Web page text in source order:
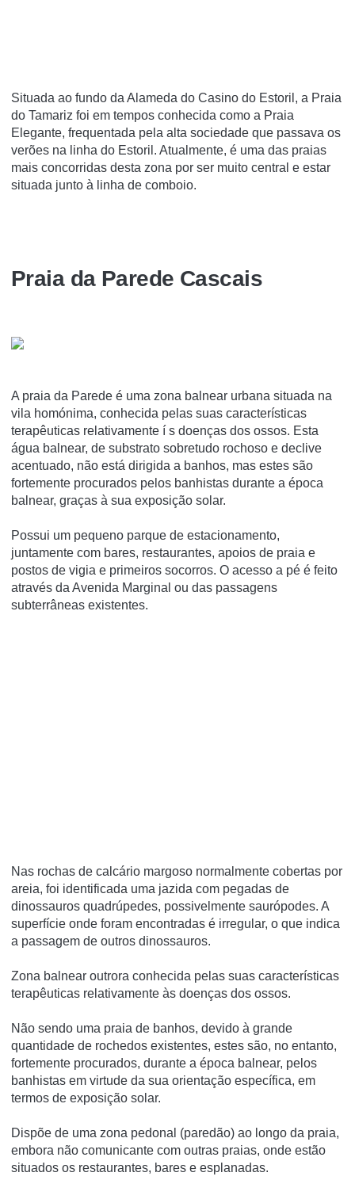
Situada ao fundo da Alameda do Casino do Estoril, a Praia
do Tamariz foi em tempos conhecida como a Praia
Elegante, frequentada pela alta sociedade que passava os
verões na linha do Estoril. Atualmente, é uma das praias
mais concorridas desta zona por ser muito central e estar
situada junto à linha de comboio.
Praia da Parede Cascais
A praia da Parede é uma zona balnear urbana situada na
vila homónima, conhecida pelas suas caracterí­sticas
terapêuticas relativamente í s doenças dos ossos. Esta
água balnear, de substrato sobretudo rochoso e declive
acentuado, não está dirigida a banhos, mas estes são
fortemente procurados pelos banhistas durante a época
balnear, graças à sua exposição solar.
Possui um pequeno parque de estacionamento,
juntamente com bares, restaurantes, apoios de praia e
postos de vigia e primeiros socorros. O acesso a pé é feito
através da Avenida Marginal ou das passagens
subterrâneas existentes.
Nas rochas de calcário margoso normalmente cobertas por
areia, foi identificada uma jazida com pegadas de
dinossauros quadrúpedes, possivelmente saurópodes. A
superfí­cie onde foram encontradas é irregular, o que indica
a passagem de outros dinossauros.
Zona balnear outrora conhecida pelas suas características
terapêuticas relativamente às doenças dos ossos.
Não sendo uma praia de banhos, devido à grande
quantidade de rochedos existentes, estes são, no entanto,
fortemente procurados, durante a época balnear, pelos
banhistas em virtude da sua orientação específica, em
termos de exposição solar.
Dispõe de uma zona pedonal (paredão) ao longo da praia,
embora não comunicante com outras praias, onde estão
situados os restaurantes, bares e esplanadas.